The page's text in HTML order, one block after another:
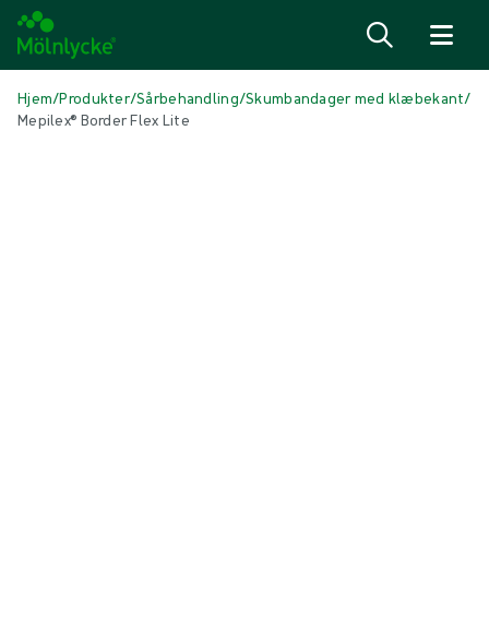
Hjem/Produkter/Sårbehandling/Skumbandager med klæbekant/
Mepilex® Border Flex Lite